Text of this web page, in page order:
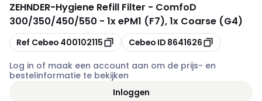
ZEHNDER-Hygiene Refill Filter - ComfoD
300/350/450/550 - 1x ePM1 (F7), 1x Coarse (G4)
Kopiëren
Ref Cebeo 400102115 Kopiëren
Cebeo ID 8641626
Log in of maak een account aan om de prijs- en
bestelinformatie te bekijken
Inloggen